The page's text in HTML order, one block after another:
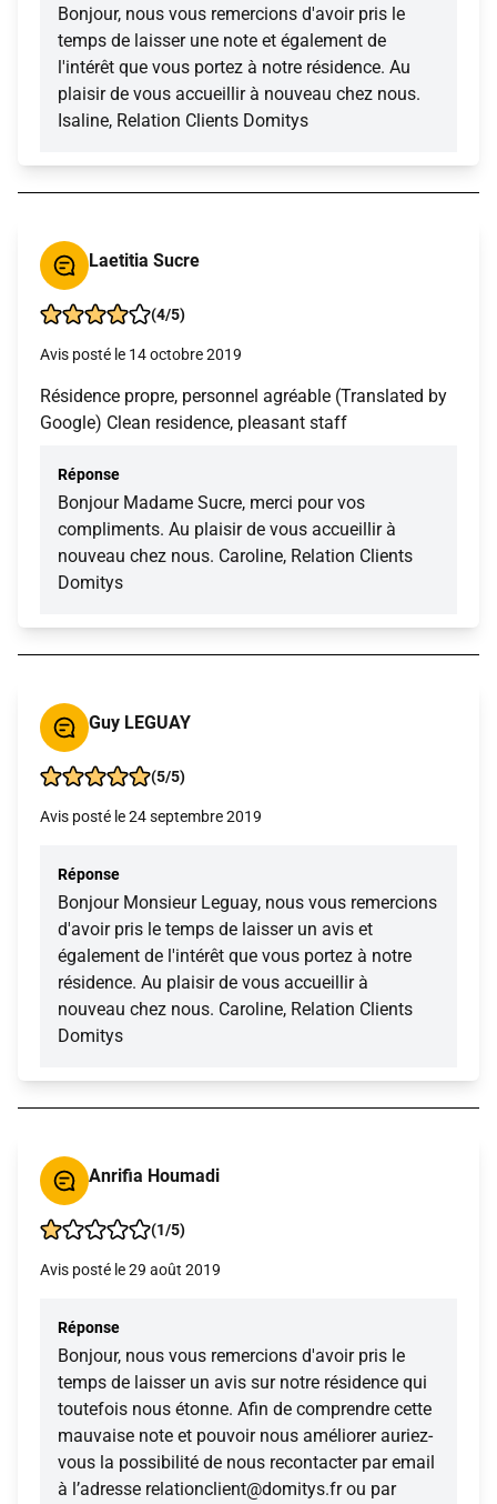
Bonjour, nous vous remercions d'avoir pris le
temps de laisser une note et également de
l'intérêt que vous portez à notre résidence. Au
plaisir de vous accueillir à nouveau chez nous.
Isaline, Relation Clients Domitys
Laetitia Sucre
(4/5)
Avis posté le 14 octobre 2019
Résidence propre, personnel agréable (Translated by
Google) Clean residence, pleasant staff
Réponse
Bonjour Madame Sucre, merci pour vos
compliments. Au plaisir de vous accueillir à
nouveau chez nous. Caroline, Relation Clients
Domitys
Guy LEGUAY
(5/5)
Avis posté le 24 septembre 2019
Réponse
Bonjour Monsieur Leguay, nous vous remercions
d'avoir pris le temps de laisser un avis et
également de l'intérêt que vous portez à notre
résidence. Au plaisir de vous accueillir à
nouveau chez nous. Caroline, Relation Clients
Domitys
Anrifia Houmadi
(1/5)
Avis posté le 29 août 2019
Réponse
Bonjour, nous vous remercions d'avoir pris le
temps de laisser un avis sur notre résidence qui
toutefois nous étonne. Afin de comprendre cette
mauvaise note et pouvoir nous améliorer auriez-
vous la possibilité de nous recontacter par email
à l’adresse relationclient@domitys.fr ou par